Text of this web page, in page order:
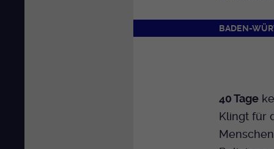
BADEN-
40 Tage
Klingt für
Menschen